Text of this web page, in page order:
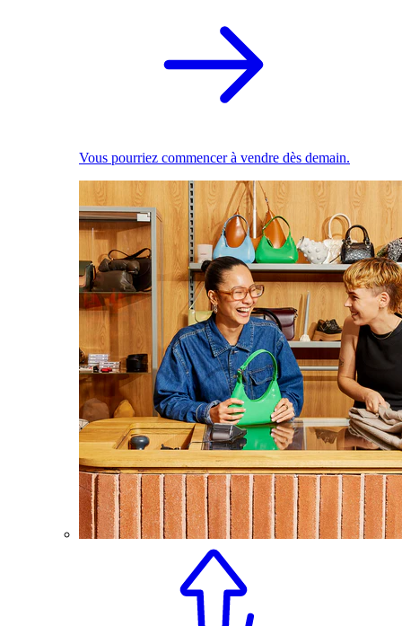
Vous pourriez commencer à vendre dès demain.